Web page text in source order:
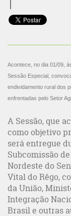
Acontece, no dia 01/09,
Sessão Especial,
endividamento rural dos
enfrentadas pelo Setor
A Sessão, que
como objetivo
será entregue
Subcomissão
Nordeste do
Vital do Rêgo,
da União,
Integração
Brasil e outras